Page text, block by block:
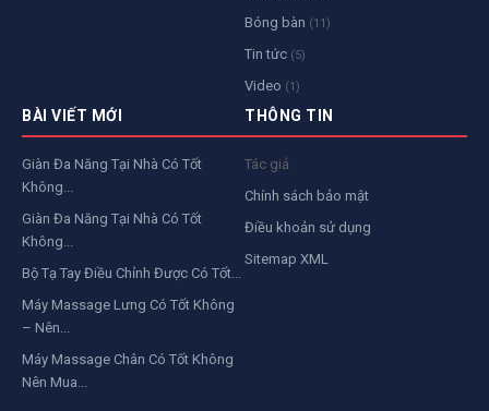
Bóng bàn (11)
Tin tức (5)
Video (1)
BÀI VIẾT MỚI
Giàn Đa Năng Tại Nhà Có Tốt
Không...
Giàn Đa Năng Tại Nhà Có Tốt
Không...
Bộ Tạ Tay Điều Chỉnh Được Có Tốt...
Máy Massage Lưng Có Tốt Không
– Nên...
Máy Massage Chân Có Tốt Không
Nên Mua...
THÔNG TIN
Tác giả
Chính sách bảo mật
Điều khoản sử dụng
Sitemap XML